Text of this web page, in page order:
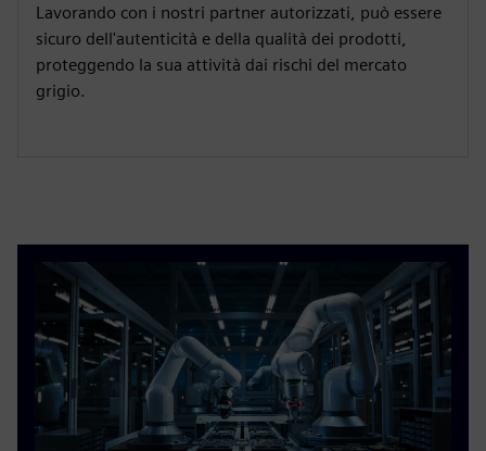
Lavorando con i nostri partner autorizzati, può essere
sicuro dell'autenticità e della qualità dei prodotti,
proteggendo la sua attività dai rischi del mercato
grigio.